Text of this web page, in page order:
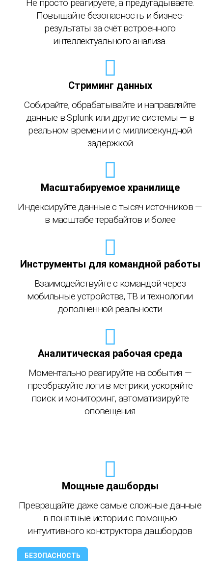
Не просто реагируете, а предугадываете.
Повышайте безопасность и бизнес-
результаты за счёт встроенного
интеллектуального анализа.
Стриминг данных
Собирайте, обрабатывайте и направляйте
данные в Splunk или другие системы — в
реальном времени и с миллисекундной
задержкой
Масштабируемое хранилище
Индексируйте данные с тысяч источников —
в масштабетерабайтов и более
Инструменты для командной работы
Взаимодействуйте с командой через
мобильные устройства, ТВ и технологии
дополненной реальности
Аналитическая рабочая среда
Моментально реагируйте на события —
преобразуйте логи в метрики, ускоряйте
поиск и мониторинг, автоматизируйте
оповещения
Мощные дашборды
Превращайте даже самые сложные данные
в понятные истории с помощью
интуитивного конструктора дашбордов
БЕЗОПАСНОСТЬ